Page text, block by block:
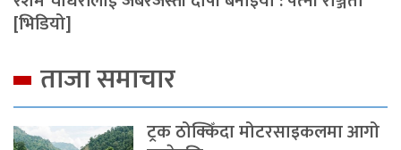
[भिडियो]
ताजा समाचार
ट्रक ठोक्किँदा मोटरसाइकलमा आगो